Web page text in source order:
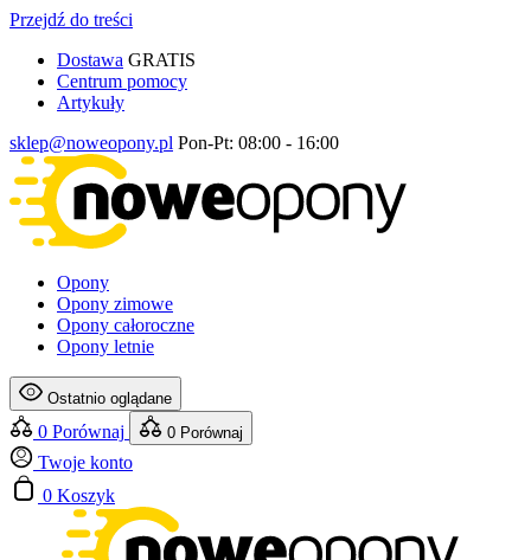
Przejdź do treści
Dostawa GRATIS
Centrum pomocy
Artykuły
sklep@noweopony.pl Pon-Pt: 08:00 - 16:00
Opony
Opony zimowe
Opony całoroczne
Opony letnie
Ostatnio oglądane
0 Porównaj 0 Porównaj
Twoje konto
0 Koszyk